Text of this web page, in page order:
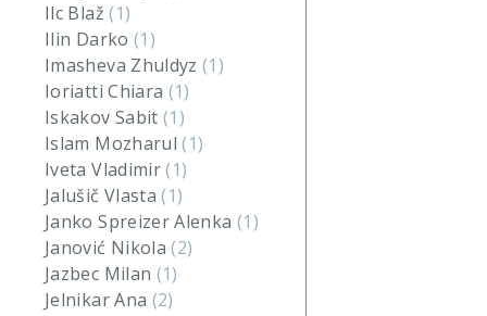
Ilc Blaž(1)
Ilin Darko (1)
Imasheva Zhuldyz(1)
Ioriatti Chiara (1)
Iskakov Sabit(1)
Islam Mozharul(1)
Iveta Vladimir(1)
Jalušič Vlasta(1)
Janko Spreizer Alenka (1)
Janović Nikola(2)
Jazbec Milan (1)
Jelnikar Ana (2)